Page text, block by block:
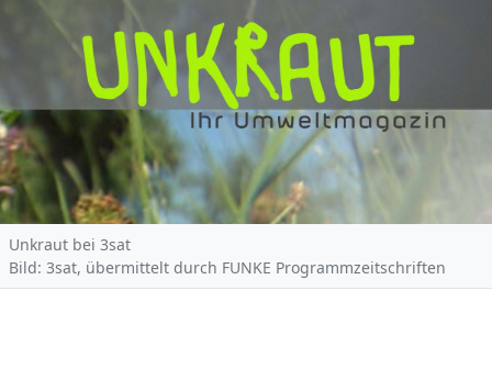
Unkraut bei 3sat
Bild: 3sat, übermittelt durch FUNKE Programmzeitschriften